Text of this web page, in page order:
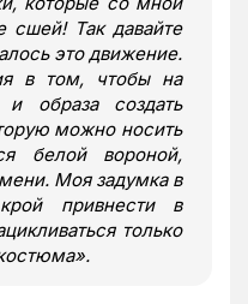
сшей! Так давайте
это движение.
в том, чтобы на
образа создать
можно носить
белой вороной,
Моя задумка в
привнести в
только